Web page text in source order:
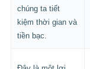
chúng ta tiết
kiệm thời gian và
tiền bạc.